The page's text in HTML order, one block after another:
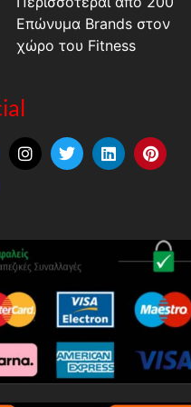
Επώνυμα Brands στον
χώρο του Fitness